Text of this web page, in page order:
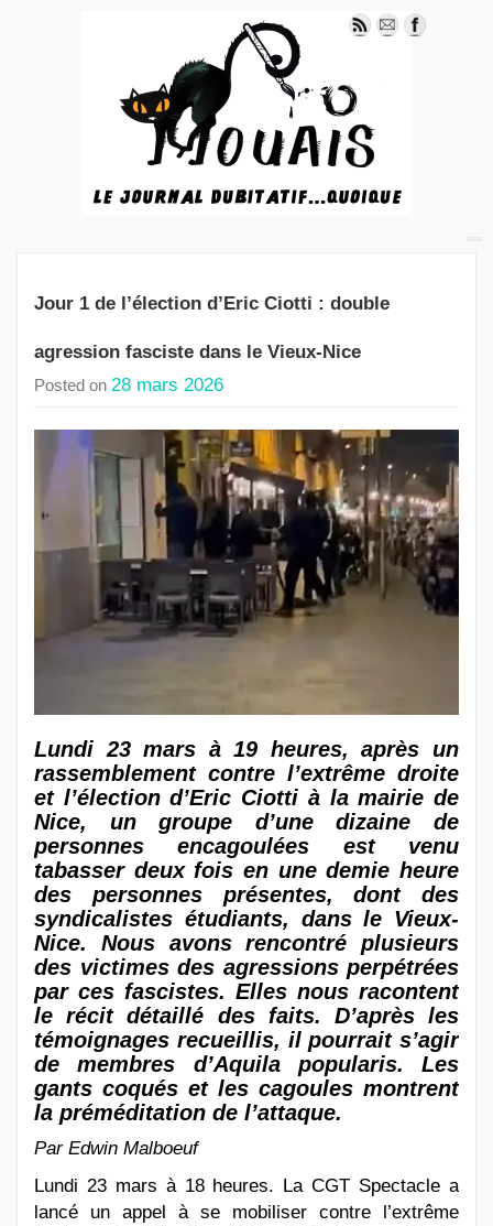
Jour 1 de l’élection d’Eric Ciotti : double
agression fasciste dans le Vieux-Nice
Posted on 28 mars 2026
Lundi 23 mars à 19 heures, après un
rassemblement contre l’extrême droite
et l’élection d’Eric Ciotti à la mairie de
Nice, un groupe d’une dizaine de
personnes encagoulées est venu
tabasser deux fois en une demie heure
des personnes présentes, dont des
syndicalistes étudiants, dans le Vieux-
Nice. Nous avons rencontré plusieurs
des victimes des agressions perpétrées
par ces fascistes. Elles nous racontent
le récit détaillé des faits. D’après les
témoignages recueillis, il pourrait s’agir
de membres d’Aquila popularis. Les
gants coqués et les cagoules montrent
la préméditation de l’attaque.
Par Edwin Malboeuf
Lundi 23 mars à 18 heures. La CGT Spectacle a
lancé un appel à se mobiliser contre l’extrême